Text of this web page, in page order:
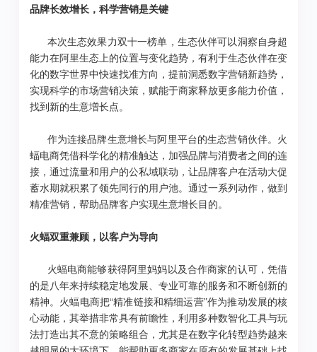
品牌长效增长，科学营销是关键
本次生态效果力双十一榜单，生态伙伴可以洞察自身超
能力在阿里生态上的位置与变化趋势，有利于生态伙伴在变
化的数字世界中快速找准方向，提前洞悉数字营销新趋势，
实现科学的市场营销决策，赋能于商家释放更多能力价值，
找到新的生意増长点。
作为连接品牌生意增长与阿里平台的生态营销伙伴。火
蝠电商凭借科学化的精准触达，加强品牌与消费者之间的连
接，通过流量和用户的公私域联动，让品牌客户在活动大促
蓄水期就积累了领先同行的用户池。通过一系列动作，做到
精准营销，帮助品牌客户实现生意增长目的。
火蝠双重兼顾，以客户为导向
火蝠电商能够获得阿里妈妈以及合作商家的认可，凭借
的是八年来持续稳定地发展、专业可靠的服务和不断创新的
精神。火蝠电商把“精准链接和精细运营”作为推动发展的核
心动能，其举措非常具有前瞻性，利用多种数智化工具与玩
法打造出其不意的策略组合，尤其是在数字化转型趋势越来